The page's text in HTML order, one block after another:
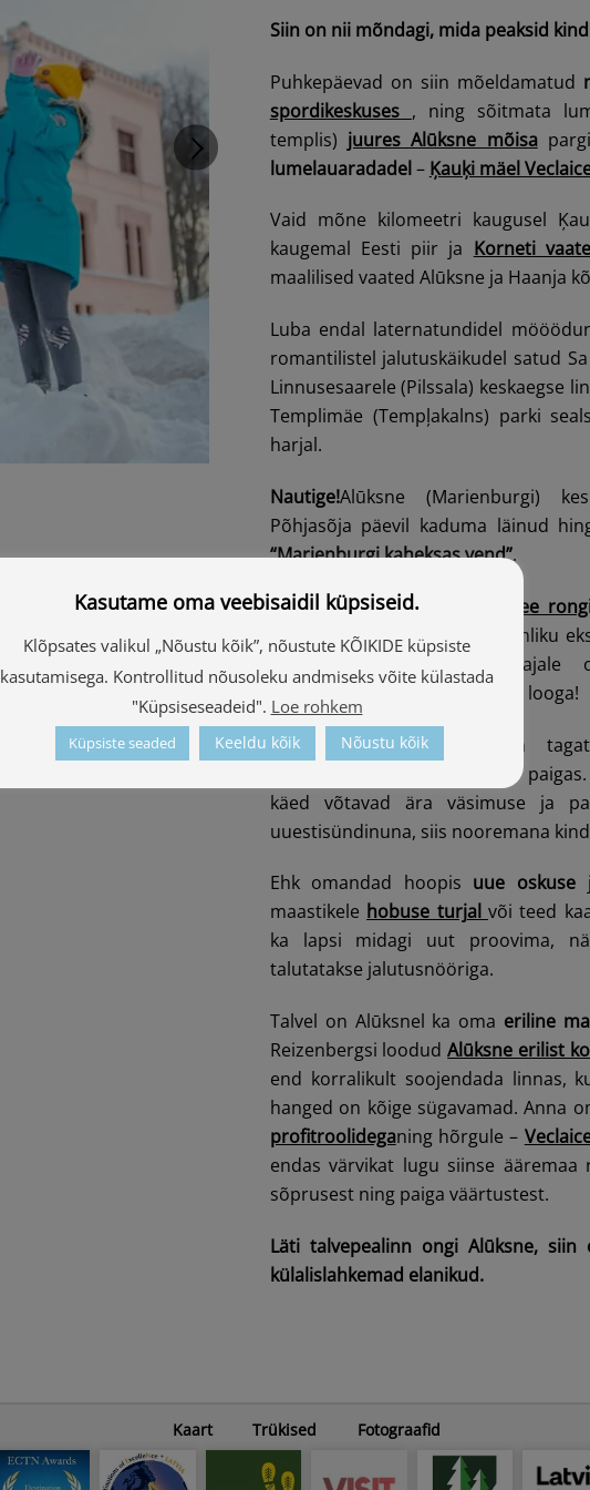
Siin on nii mõndagi, mida peaksid
Puhkepäevad on siin mõeldamatud
spordikeskuses , ning sõitmata
templis) juures Alūksne mõisa
lumelauaradadel– Ķauķi mäel
Vaid mõne kilomeetri kaugusel
kaugemal Eesti piir ja Korneti
maalilised vaated Alūksne ja Haanja
Luba endal laternatundidel
romantilistel jalutuskäikudel satud
Linnusesaarele (Pilssala) keskaegse
Templimäe (Tempļakalns) parki
harjal.
Nautige!Alūksne (Marienburgi)
Põhjasõja päevil kaduma läinud
“Marienburgi kaheksas vend”.
Uudiskitsarööpmelise raudtee
detsembrist on multimeediumliku
külastajatele avatud aastaajale
inspireeritud kümne unikaalse looga!
Suurepärane lõõgastus on
– Sinu valitud
käed võtavad ära väsimuse ja
uuestisündinuna, siis nooremana
Ehk omandad hoopis uue oskuse
maastikele hobuse turjal või teed
ka lapsi midagi uut proovima,
talutatakse jalutusnööriga.
Talvel on Alūksnel ka oma eriline
Reizenbergsi loodudAlūksne erilist
end korralikult soojendada linnas,
hanged on kõige sügavamad. Anna
profitroolideganing hõrgule –
endas värvikat lugu siinse
sõprusest ning paiga väärtustest.
Läti talvepealinn ongi Alūksne,
külalislahkemad elanikud.
Kaart Trükised Fotograafid
Kasutame oma veebisaidil küpsiseid.
Klõpsates valikul „Nõustu kõik”, nõustute KÕIKIDE küpsiste
kasutamisega. Kontrollitud nõusoleku andmiseks võite külastada
"Küpsiseseadeid". Loe rohkem
Küpsiste seaded Keeldu kõik Nõustu kõik